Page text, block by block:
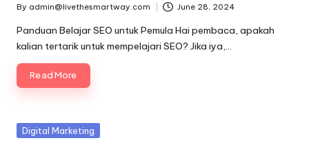
Posted
by
By admin@livethesmartway.com June 28, 2024
Panduan Belajar SEO untuk Pemula Hai pembaca, apakah
kalian tertarik untuk mempelajari SEO? Jika iya,…
Read More
Posted
Digital Marketing